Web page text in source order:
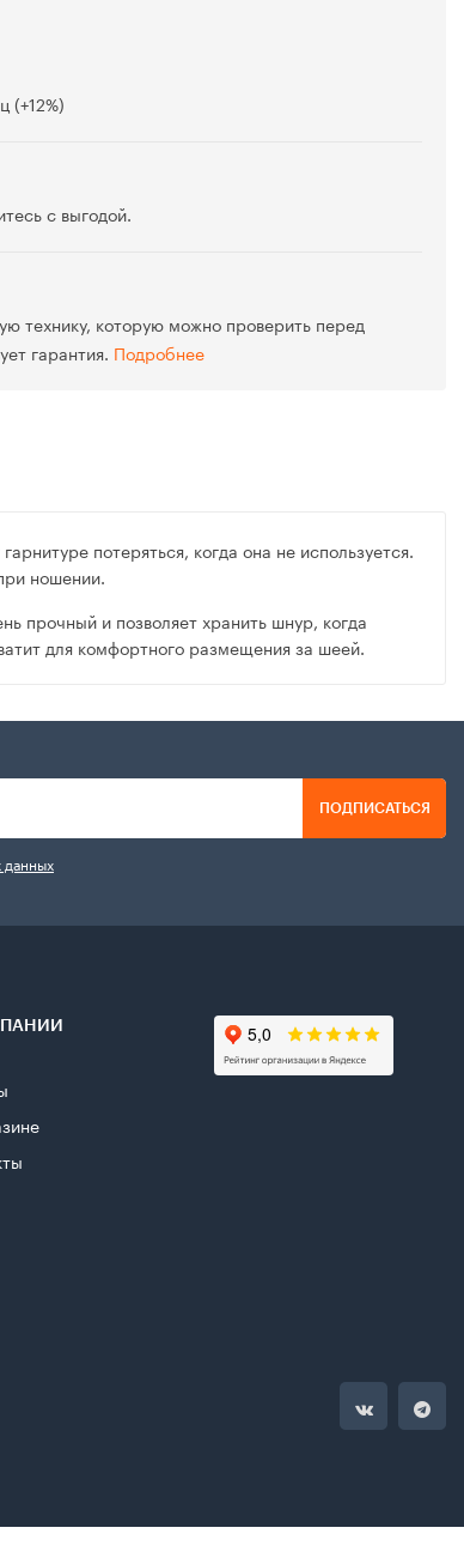
(+12%)
с выгодой.
технику, которую можно проверить перед
гарантия. Подробнее
потеряться, когда она не используется.
ношении.
прочный и позволяет хранить шнур, когда
для комфортного размещения за шеей.
ПОДПИСАТЬСЯ
данных